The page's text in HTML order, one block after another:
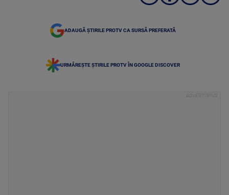
ADAUGĂ ȘTIRILE PROTV CA SURSĂ PREFERATĂ
URMĂREȘTE ȘTIRILE PROTV ÎN GOOGLE DISCOVER